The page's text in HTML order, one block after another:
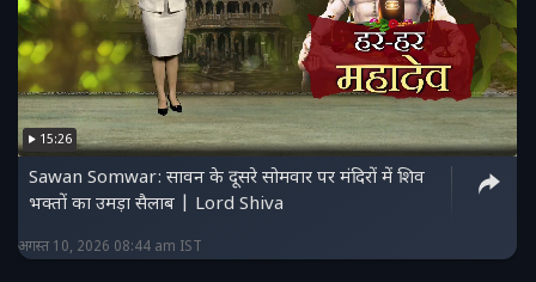
15:26
Sawan Somwar: सावन के दूसरे सोमवार पर मंदिरों में शिव
भक्तों का उमड़ा सैलाब | Lord Shiva
अगस्त 10, 2026 08:44 am IST